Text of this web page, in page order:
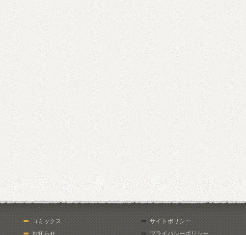
コミックス
お知らせ
サイトポリシー
プライバシーポリシー